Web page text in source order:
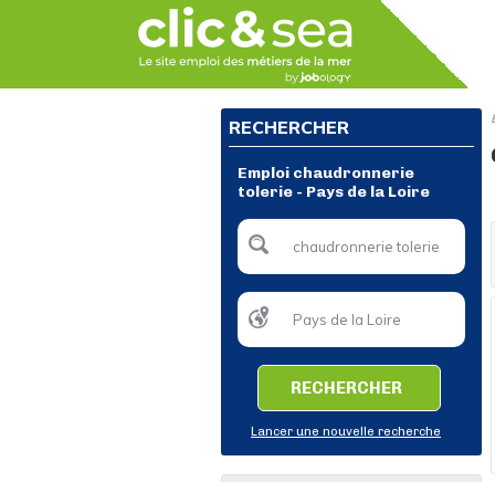
RECHERCHER
Emploi chaudronnerie
tolerie - Pays de la Loire
RECHERCHER
Lancer une nouvelle recherche